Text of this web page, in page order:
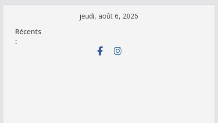
contenu
jeudi, août 6, 2026
Récents
: